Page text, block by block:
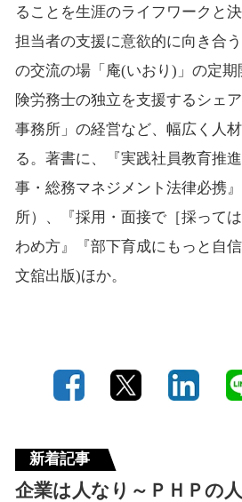
ることを生涯のライフワークと
担当者の支援に意欲的に向き合
の交流の場「庵(いおり)」の定
険労務士の独立を支援するシェ
事務所」の経営など、幅広く人
る。著書に、『実践社員教育推
事・総務マネジメント法律必携
所）、『採用・面接で［採って
わめ方』『部下育成にもっと自
文舘出版)ほか。
新着記事
企業は人なり～ＰＨＰの